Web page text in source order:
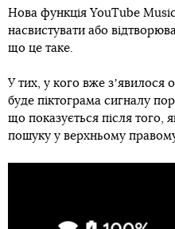
Нова функція YouTube
насвистувати або
що це таке.
У тих, у кого вже зʼявилося
буде піктограма сигналу
що показується після того,
пошуку у верхньому